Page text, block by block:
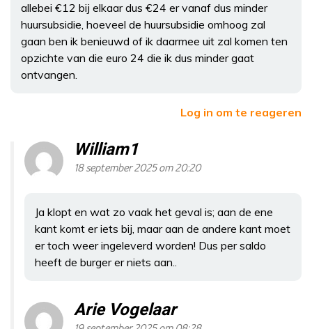
allebei €12 bij elkaar dus €24 er vanaf dus minder
huursubsidie, hoeveel de huursubsidie omhoog zal
gaan ben ik benieuwd of ik daarmee uit zal komen ten
opzichte van die euro 24 die ik dus minder gaat
ontvangen.
Log in om te reageren
William1
18 september 2025 om 20:20
Ja klopt en wat zo vaak het geval is; aan de ene
kant komt er iets bij, maar aan de andere kant moet
er toch weer ingeleverd worden! Dus per saldo
heeft de burger er niets aan..
Arie Vogelaar